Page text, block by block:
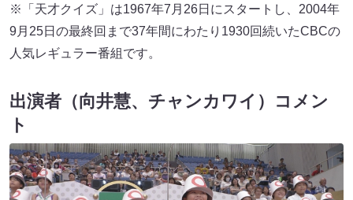
※「天才クイズ」は1967年7月26日にスタートし、2004年
9月25日の最終回まで37年間にわたり1930回続いたCBCの
人気レギュラー番組です。
出演者（向井慧、チャンカワイ）コメン
ト